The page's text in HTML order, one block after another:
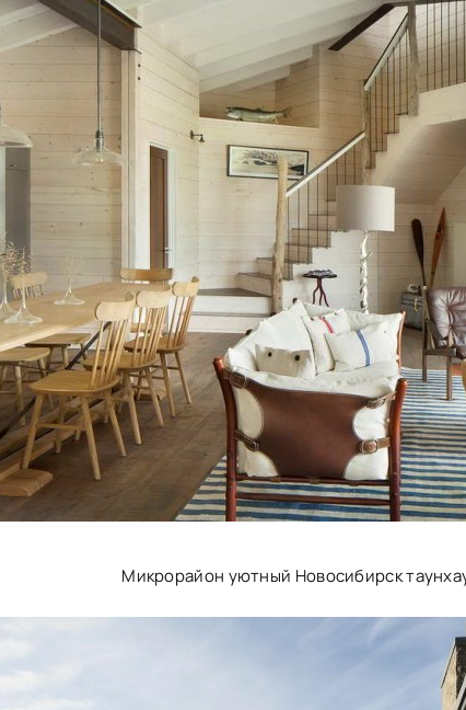
Микрорайон уютный Новосибирск